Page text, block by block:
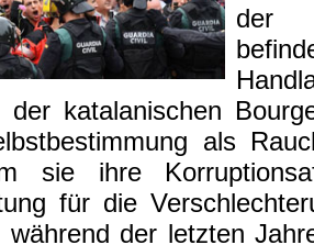
der
der katalanischen
als
sie ihre
für die
während der letzten